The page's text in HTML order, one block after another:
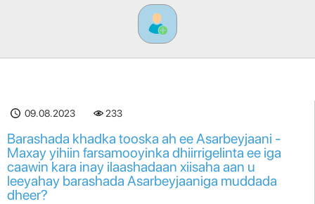
09.08.2023 233
Barashada khadka tooska ah ee Asarbeyjaani -
Maxay yihiin farsamooyinka dhiirrigelinta ee iga
caawin kara inay ilaashadaan xiisaha aan u
leeyahay barashada Asarbeyjaaniga muddada
dheer?